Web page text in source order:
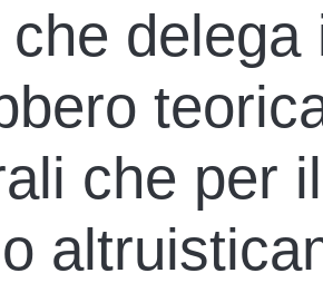
che
che per